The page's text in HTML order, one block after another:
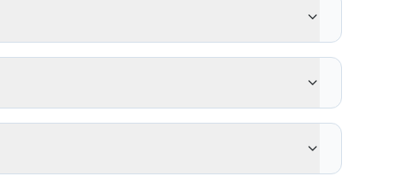
les montants plus importants.